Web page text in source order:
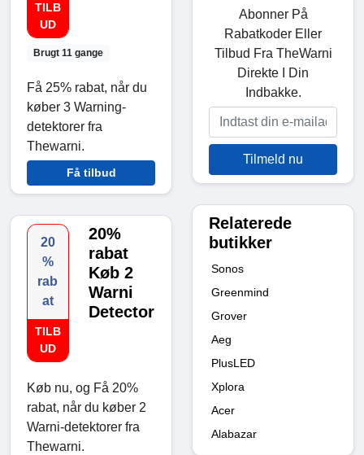
TILB
UD
Brugt 11 gange
Få 25% rabat, når du
køber 3 Warning-
detektorer fra
Thewarni.
Få tilbud
20
%
rab
at
TILB
UD
20%
rabat
Køb 2
Warni
Detector
Køb nu, og Få 20%
rabat, når du køber 2
Warni-detektorer fra
Thewarni.
Abonner På
Rabatkoder Eller
Tilbud Fra TheWarni
Direkte I Din
Indbakke.
Tilmeld nu
Relaterede
butikker
Sonos
Greenmind
Grover
Aeg
PlusLED
Xplora
Acer
Alabazar